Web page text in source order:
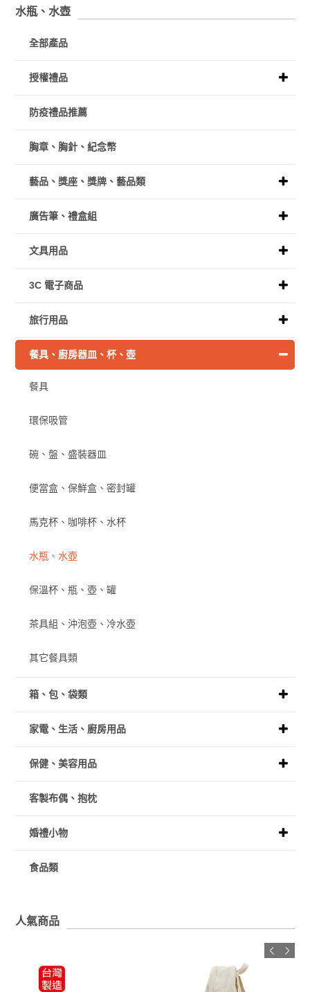
水瓶、水壺
全部產品
授權禮品
防疫禮品推薦
胸章、胸針、紀念幣
藝品、獎座、獎牌、藝品類
廣告筆、禮盒組
文具用品
3C 電子商品
旅行用品
餐具、廚房器皿、杯、壺
餐具
環保吸管
碗、盤、盛裝器皿
便當盒、保鮮盒、密封罐
馬克杯、咖啡杯、水杯
水瓶、水壺
保溫杯、瓶、壺、罐
茶具組、沖泡壺、冷水壺
其它餐具類
箱、包、袋類
家電、生活、廚房用品
保健、美容用品
客製布偶、抱枕
婚禮小物
食品類
人氣商品